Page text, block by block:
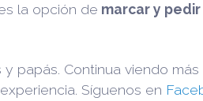
la opción de marcar y
papás. Continua viendo más
Síguenos en